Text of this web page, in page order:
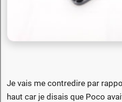
Je vais me contredire par
haut car je disais que Poco